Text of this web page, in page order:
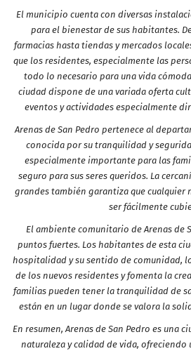
El municipio cuenta con diversas
para el bienestar de sus habitantes.
farmacias hasta tiendas y mercados
que los residentes, especialmente las
todo lo necesario para una vida
ciudad dispone de una variada oferta
eventos y actividades especialmente
Arenas de San Pedro pertenece al
conocida por su tranquilidad y
especialmente importante para las
seguro para sus seres queridos. La
grandes también garantiza que cualquier
ser fácilmente
El ambiente comunitario de Arenas de
puntos fuertes. Los habitantes de esta
hospitalidad y su sentido de comunidad,
de los nuevos residentes y fomenta la
familias pueden tener la tranquilidad de
están en un lugar donde se valora la
En resumen, Arenas de San Pedro es una
naturaleza y calidad de vida,